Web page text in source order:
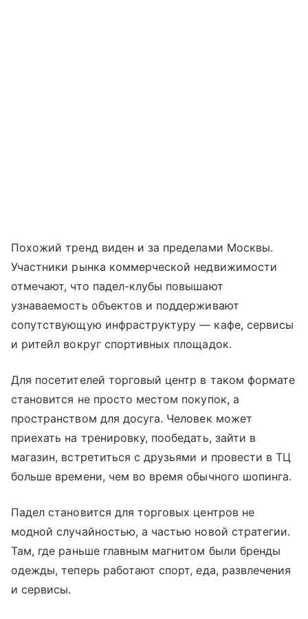
Похожий тренд виден и за пределами Москвы.
Участники рынка коммерческой недвижимости
отмечают, что падел-клубы повышают
узнаваемость объектов и поддерживают
сопутствующую инфраструктуру — кафе, сервисы
и ритейл вокруг спортивных площадок.
Для посетителей торговый центр в таком формате
становится не просто местом покупок, а
пространством для досуга. Человек может
приехать на тренировку, пообедать, зайти в
магазин, встретиться с друзьями и провести в ТЦ
больше времени, чем во время обычного шопинга.
Падел становится для торговых центров не
модной случайностью, а частью новой стратегии.
Там, где раньше главным магнитом были бренды
одежды, теперь работают спорт, еда, развлечения
и сервисы.